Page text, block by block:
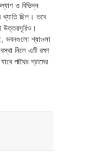
ও বিভিন্ন
খ্যাতি ছিল। তবে
উত্তরসূরিও।
ভবনগুলো শ্যাওলা
নিলে এটি রক্ষা
পাথৈর গ্রামের